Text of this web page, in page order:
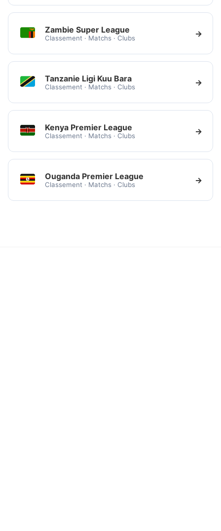
Zambie Super League
Classement · Matchs · Clubs →
Tanzanie Ligi Kuu Bara
Classement · Matchs · Clubs →
Kenya Premier League
Classement · Matchs · Clubs →
Ouganda Premier League
Classement · Matchs · Clubs →